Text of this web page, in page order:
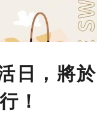
日，將於
！